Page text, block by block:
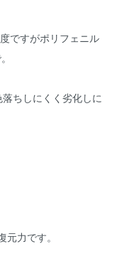
ですがポリフェニル
ちしにくく劣化しに
力です。